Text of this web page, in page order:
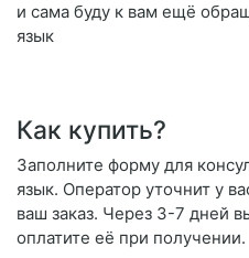
и сама буду к вам ещё
язык
Как купить?
Заполните форму для
язык. Оператор уточнит у
ваш заказ. Через 3-7 дней
оплатите её при получении.